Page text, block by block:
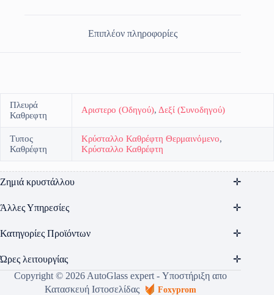
Επιπλέον πληροφορίες
Πλευρά
Καθρεφτη
Αριστερο (Οδηγού), Δεξί (Συνοδηγού)
Τυπος
Καθρέφτη
Κρύσταλλο Καθρέφτη Θερμαινόμενο,
Κρύσταλλο Καθρέφτη
Ζημιά κρυστάλλου
Άλλες Υπηρεσίες
Κατηγορίες Προϊόντων
Ώρες λειτουργίας
Copyright © 2026 AutoGlass expert - Υποστήριξη απο
Κατασκευή Ιστοσελίδας
Foxyprom